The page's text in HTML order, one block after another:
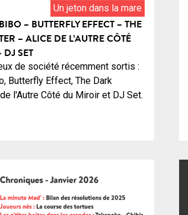
Un jeton dans la mare
– BUTTERFLY EFFECT – THE
– ALICE DE L’AUTRE CÔTÉ
SET
de société récemment sortis :
Butterfly Effect, The Dark
l'Autre Côté du Miroir et DJ Set.